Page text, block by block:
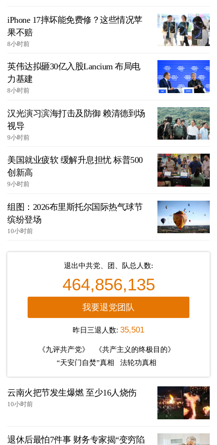
iPhone 17摔坏能免费修？这些情况苹
果不赔
8小时前
英伟达拟砸30亿入股Lancium 布局电
力基建
8小时前
汉光演习滨海打击及防御 赖清德到场
视导
9小时前
美国就业疲软 缓解升息担忧 标普500
创新高
9小时前
组图：2026布里斯托尔国际热气球节
缤纷登场
10小时前
退出中共党、团、队总人数:
464,856,135
我要退党团队
昨日三退人数: 35,501
《九评共产党》
《共产主义的终极目的》
“天安门自焚”真相
法轮功真相
云南火把节发生爆燃 至少16人烧伤
10小时前
退休后最怕7件事 财务专家揭“变穷陷